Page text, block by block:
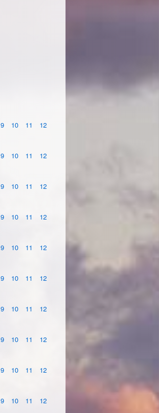
9 10 11 12
9 10 11 12
9 10 11 12
9 10 11 12
9 10 11 12
9 10 11 12
9 10 11 12
9 10 11 12
9 10 11 12
9 10 11 12